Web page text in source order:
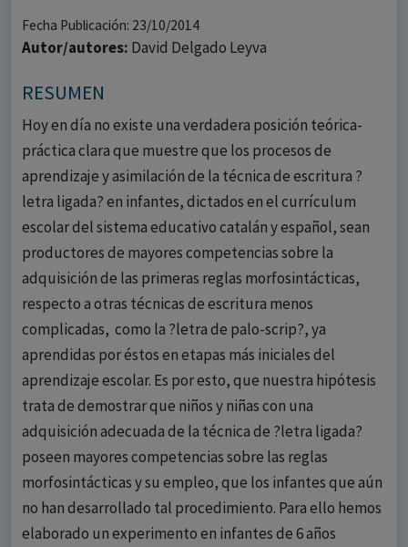
Fecha Publicación: 23/10/2014
Autor/autores: David Delgado Leyva
RESUMEN
Hoy en día no existe una verdadera posición teórica-
práctica clara que muestre que los procesos de
aprendizaje y asimilación de la técnica de escritura ?
letra ligada? en infantes, dictados en el currículum
escolar del sistema educativo catalán y español, sean
productores de mayores competencias sobre la
adquisición de las primeras reglas morfosintácticas,
respecto a otras técnicas de escritura menos
complicadas, como la ?letra de palo-scrip?, ya
aprendidas por éstos en etapas más iniciales del
aprendizaje escolar. Es por esto, que nuestra hipótesis
trata de demostrar que niños y niñas con una
adquisición adecuada de la técnica de ?letra ligada?
poseen mayores competencias sobre las reglas
morfosintácticas y su empleo, que los infantes que aún
no han desarrollado tal procedimiento. Para ello hemos
elaborado un experimento en infantes de 6 años